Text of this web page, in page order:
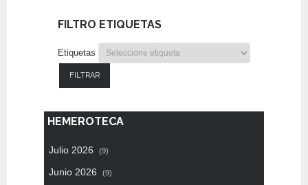
FILTRO ETIQUETAS
Etiquetas
FILTRAR
HEMEROTECA
Julio 2026 (9)
Junio 2026 (9)